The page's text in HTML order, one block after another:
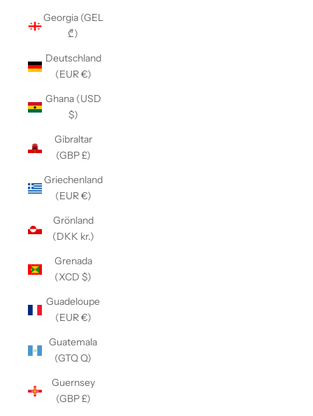
Georgia (GEL
₾)
Deutschland
(EUR €)
Ghana (USD
$)
Gibraltar
(GBP £)
Griechenland
(EUR €)
Grönland
(DKK kr.)
Grenada
(XCD $)
Guadeloupe
(EUR €)
Guatemala
(GTQ Q)
Guernsey
(GBP £)